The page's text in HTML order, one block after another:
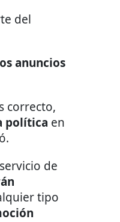
del
anuncios
correcto,
política en
de
tipo